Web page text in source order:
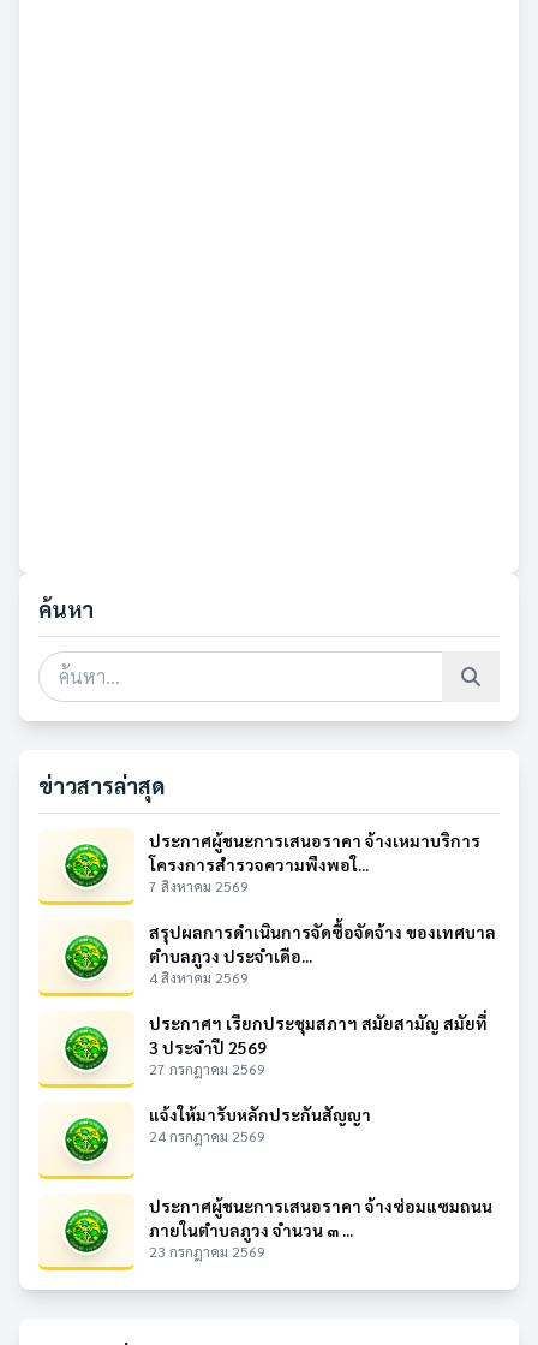
ค้นหา
ข่าวสารล่าสุด
ประกาศผู้ชนะการเสนอราคา จ้างเหมาบริการ
โครงการสำรวจความพึงพอใ...
7 สิงหาคม 2569
สรุปผลการดำเนินการจัดซื้อจัดจ้าง ของเทศบาล
ตำบลภูวง ประจำเดือ...
4 สิงหาคม 2569
ประกาศฯ เรียกประชุมสภาฯ สมัยสามัญ สมัยที่
3 ประจำปี 2569
27 กรกฎาคม 2569
แจ้งให้มารับหลักประกันสัญญา
24 กรกฎาคม 2569
ประกาศผู้ชนะการเสนอราคา จ้างซ่อมแซมถนน
ภายในตำบลภูวง จำนวน ๓ ...
23 กรกฎาคม 2569